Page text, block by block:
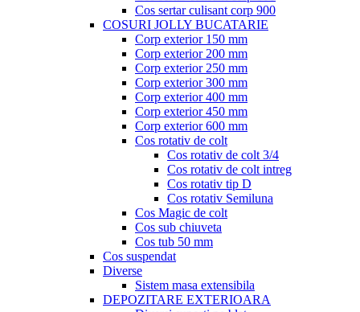
Cos sertar culisant corp 900
COSURI JOLLY BUCATARIE
Corp exterior 150 mm
Corp exterior 200 mm
Corp exterior 250 mm
Corp exterior 300 mm
Corp exterior 400 mm
Corp exterior 450 mm
Corp exterior 600 mm
Cos rotativ de colt
Cos rotativ de colt 3/4
Cos rotativ de colt intreg
Cos rotativ tip D
Cos rotativ Semiluna
Cos Magic de colt
Cos sub chiuveta
Cos tub 50 mm
Cos suspendat
Diverse
Sistem masa extensibila
DEPOZITARE EXTERIOARA